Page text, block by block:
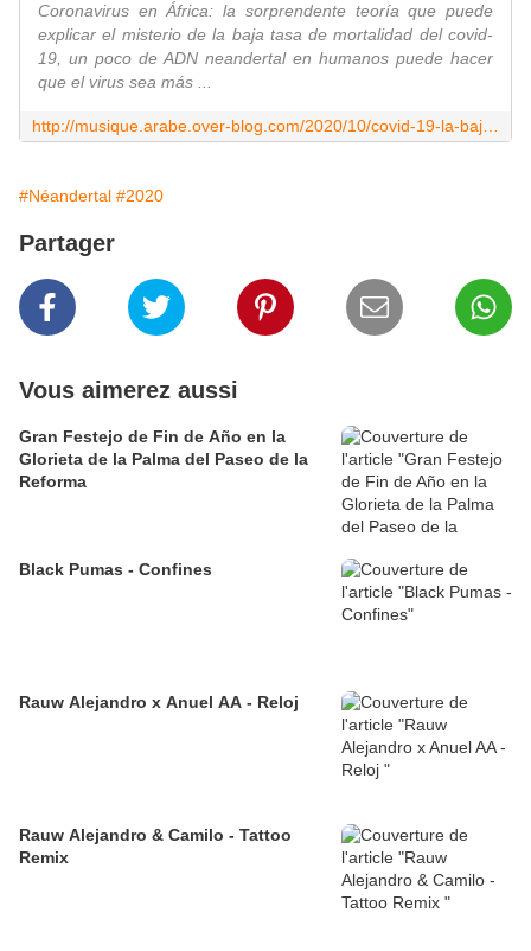
Coronavirus en África: la sorprendente teoría que puede
explicar el misterio de la baja tasa de mortalidad del covid-
19, un poco de ADN neandertal en humanos puede hacer
que el virus sea más ...
#Néandertal #2020
Partager
Vous aimerez aussi
Gran Festejo de Fin de Año en la
Glorieta de la Palma del Paseo de la
Reforma
Black Pumas - Confines
Rauw Alejandro x Anuel AA - Reloj
Rauw Alejandro & Camilo - Tattoo
Remix